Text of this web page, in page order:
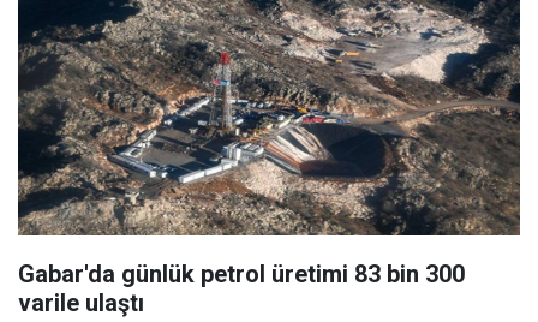
Gabar'da günlük petrol üretimi 83 bin 300
varile ulaştı